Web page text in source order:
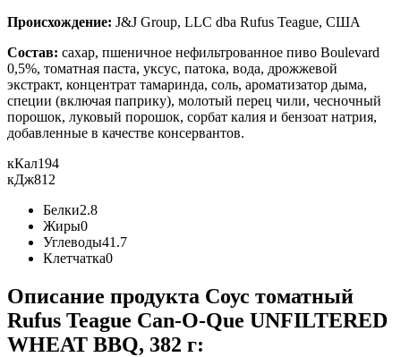
Происхождение: J&J Group, LLC dba Rufus Teague, США
Состав: сахар, пшеничное нефильтрованное пиво Boulevard
0,5%, томатная паста, уксус, патока, вода, дрожжевой
экстракт, концентрат тамаринда, соль, ароматизатор дыма,
специи (включая паприку), молотый перец чили, чесночный
порошок, луковый порошок, сорбат калия и бензоат натрия,
добавленные в качестве консервантов.
кКал194
кДж812
Белки2.8
Жиры0
Углеводы41.7
Клетчатка0
Описание продукта Соус томатный
Rufus Teague Can-O-Que UNFILTERED
WHEAT BBQ, 382 г: